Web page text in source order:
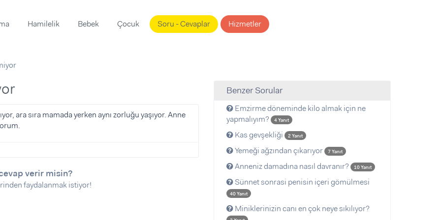
Hamilelik Bebek Çocuk Soru - Cevaplar Hizmetler
ara sıra mamada yerken aynı zorluğu yaşıyor. Anne
verir misin?
faydalanmak istiyor!
Benzer Sorular
Emzirme döneminde kilo almak için ne
yapmalıyım?
4 Yanıt
Kas gevşekliği 2 Yanıt
Yemeği ağzından çıkarıyor 7 Yanıt
Anneniz damadına nasıl davranır? 10 Yanıt
Sünnet sonrasi penisin içeri gömülmesi
40 Yanıt
Miniklerinizin canı en çok neye sıkılıyor?